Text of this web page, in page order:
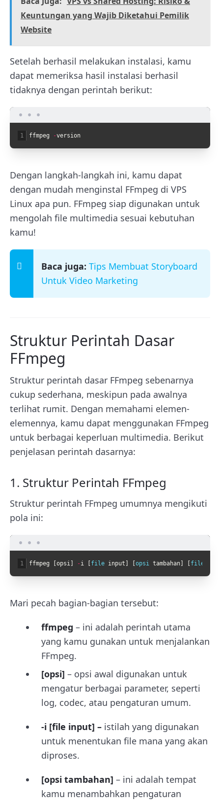
Keuntungan yang Wajib Diketahui Pemilik
Website
Setelah berhasil melakukan instalasi, kamu
dapat memeriksa hasil instalasi berhasil
tidaknya dengan perintah berikut:
1 ffmpeg -version
Dengan langkah-langkah ini, kamu dapat
dengan mudah menginstal FFmpeg di VPS
Linux apa pun. FFmpeg siap digunakan untuk
mengolah file multimedia sesuai kebutuhan
kamu!
Baca juga: Tips Membuat Storyboard
Untuk Video Marketing
Struktur Perintah Dasar
FFmpeg
Struktur perintah dasar FFmpeg sebenarnya
cukup sederhana, meskipun pada awalnya
terlihat rumit. Dengan memahami elemen-
elemennya, kamu dapat menggunakan FFmpeg
untuk berbagai keperluan multimedia. Berikut
penjelasan perintah dasarnya:
1. Struktur Perintah FFmpeg
Struktur perintah FFmpeg umumnya mengikuti
pola ini:
1 ffmpeg [opsi ] -i [file input ] [opsi tambahan] [file
Mari pecah bagian-bagian tersebut:
ffmpeg – ini adalah perintah utama
yang kamu gunakan untuk menjalankan
FFmpeg.
[opsi] – opsi awal digunakan untuk
mengatur berbagai parameter, seperti
log, codec, atau pengaturan umum.
-i [file input] – istilah yang digunakan
untuk menentukan file mana yang akan
diproses.
[opsi tambahan] – ini adalah tempat
kamu menambahkan pengaturan